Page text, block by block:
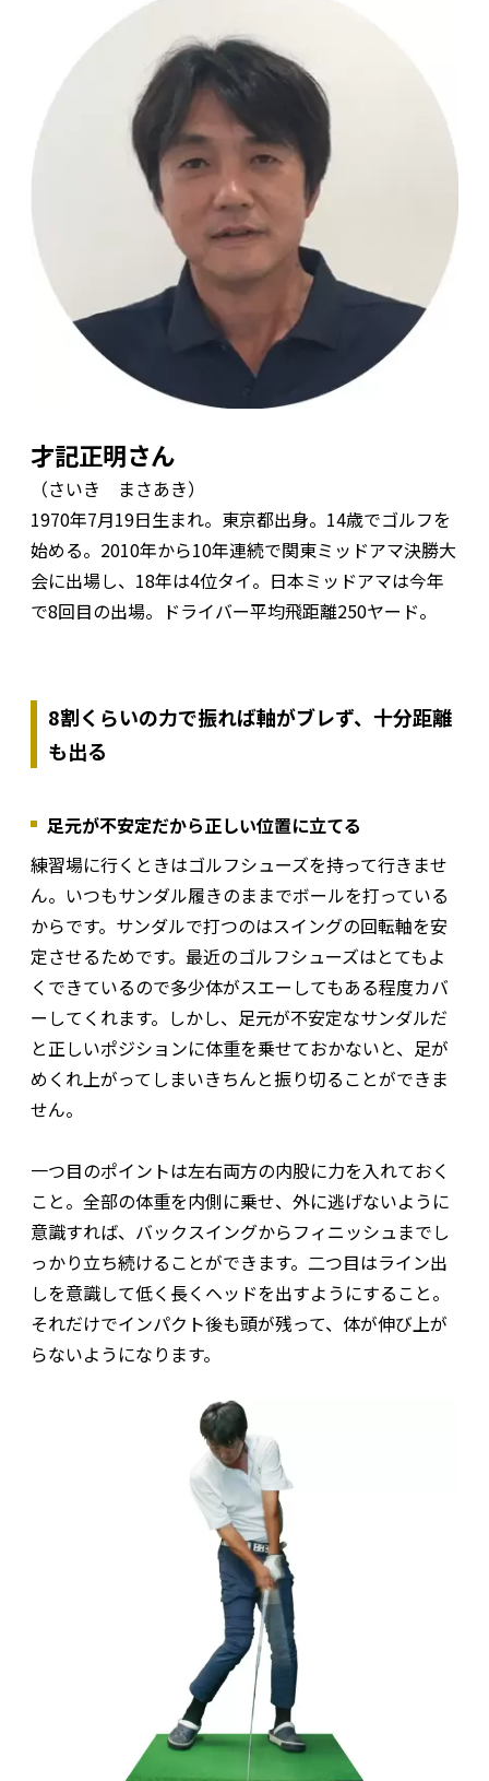
才記正明さん
（さいき まさあき）
1970年7月19日生まれ。東京都出身。14歳でゴルフを
始める。2010年から10年連続で関東ミッドアマ決勝大
会に出場し、18年は4位タイ。日本ミッドアマは今年
で8回目の出場。ドライバー平均飛距離250ヤード。
8割くらいの力で振れば軸がブレず、十分距離
も出る
足元が不安定だから正しい位置に立てる
練習場に行くときはゴルフシューズを持って行きませ
ん。いつもサンダル履きのままでボールを打っている
からです。サンダルで打つのはスイングの回転軸を安
定させるためです。最近のゴルフシューズはとてもよ
くできているので多少体がスエーしてもある程度カバ
ーしてくれます。しかし、足元が不安定なサンダルだ
と正しいポジションに体重を乗せておかないと、足が
めくれ上がってしまいきちんと振り切ることができま
せん。
一つ目のポイントは左右両方の内股に力を入れておく
こと。全部の体重を内側に乗せ、外に逃げないように
意識すれば、バックスイングからフィニッシュまでし
っかり立ち続けることができます。二つ目はライン出
しを意識して低く長くヘッドを出すようにすること。
それだけでインパクト後も頭が残って、体が伸び上が
らないようになります。